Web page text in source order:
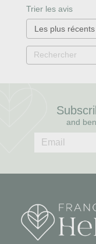
Trier les avis
and